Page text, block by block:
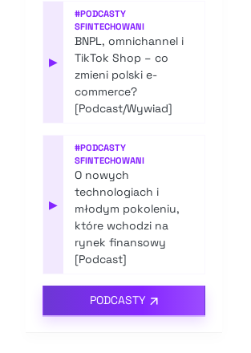
▶
#PODCASTY
SFINTECHOWANI
BNPL, omnichannel i
TikTok Shop – co
zmieni polski e-
commerce?
[Podcast/Wywiad]
▶
#PODCASTY
SFINTECHOWANI
O nowych
technologiach i
młodym pokoleniu,
które wchodzi na
rynek finansowy
[Podcast]
PODCASTY